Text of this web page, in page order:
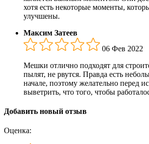
хотя есть некоторые моменты,
улучшены.
Максим Затеев
06 Фев 2022
Мешки отлично подходят для
пылят, не рвутся. Правда есть
начале, поэтому желательно перед
выветрить, что того, чтобы
Добавить новый отзыв
Оценка: